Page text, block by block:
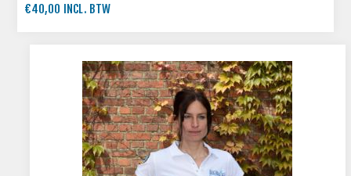
€40,00 INCL. BTW